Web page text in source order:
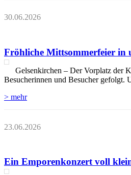
30.06.2026
Fröhliche Mittsommerfeier in
Gelsenkirchen – Der Vorplatz der
Besucherinnen und Besucher gefolgt.
> mehr
23.06.2026
Ein Emporenkonzert voll